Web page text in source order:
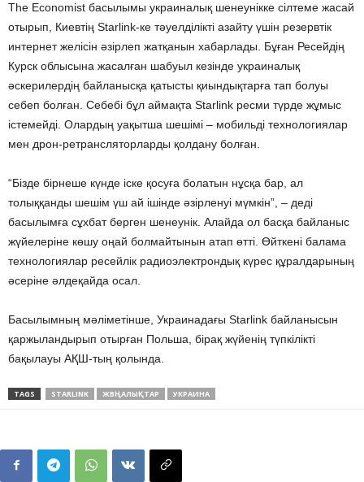
The Economist басылымы украиналық шенеунікке сілтеме жасай
отырып, Киевтің Starlink-ке тәуелділікті азайту үшін резервтік
интернет желісін әзірлеп жатқанын хабарлады. Бұған Ресейдің
Курск облысына жасалған шабуыл кезінде украиналық
әскерилердің байланысқа қатысты қиындықтарға тап болуы
себеп болған. Себебі бұл аймақта Starlink ресми түрде жұмыс
істемейді. Олардың уақытша шешімі – мобильді технологиялар
мен дрон-ретрансляторларды қолдану болған.
“Бізде бірнеше күнде іске қосуға болатын нұсқа бар, ал
толыққанды шешім үш ай ішінде әзірленуі мүмкін”, – деді
басылымға сұхбат берген шенеунік. Алайда ол басқа байланыс
жүйелеріне көшу оңай болмайтынын атап өтті. Өйткені балама
технологиялар ресейлік радиоэлектрондық күрес құралдарының
әсеріне әлдеқайда осал.
Басылымның мәліметінше, Украинадағы Starlink байланысын
қаржыландырып отырған Польша, бірақ жүйенің түпкілікті
бақылауы АҚШ-тың қолында.
TAGS STARLINK ЖВҢАЛЫҚТАР УКРАИНА